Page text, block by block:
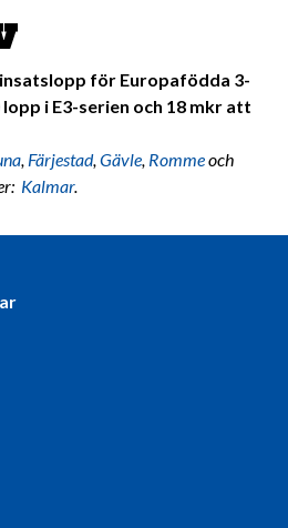
för Europafödda 3-
i E3-serien och 18 mkr att
, Färjestad,Gävle, Rommeoch
Kalmar.